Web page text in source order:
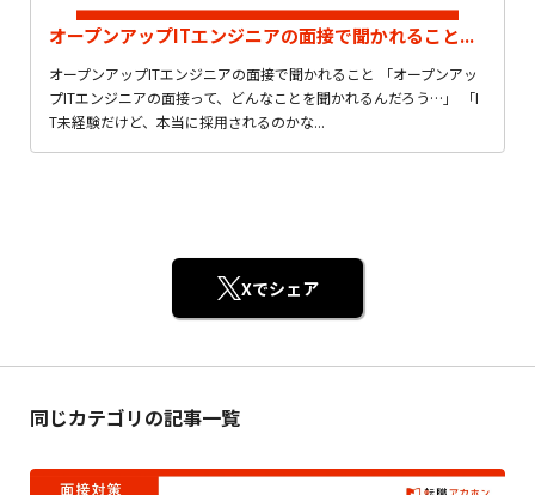
オープンアップITエンジニアの面接で聞かれること...
オープンアップITエンジニアの面接で聞かれること 「オープンアッ
プITエンジニアの面接って、どんなことを聞かれるんだろう…」 「I
T未経験だけど、本当に採用されるのかな...
Xでシェア
同じカテゴリの記事一覧